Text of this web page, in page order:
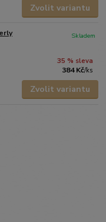
Zvolit variantu
35 % sleva
384 Kč/ks
Skladem
Zvolit variantu